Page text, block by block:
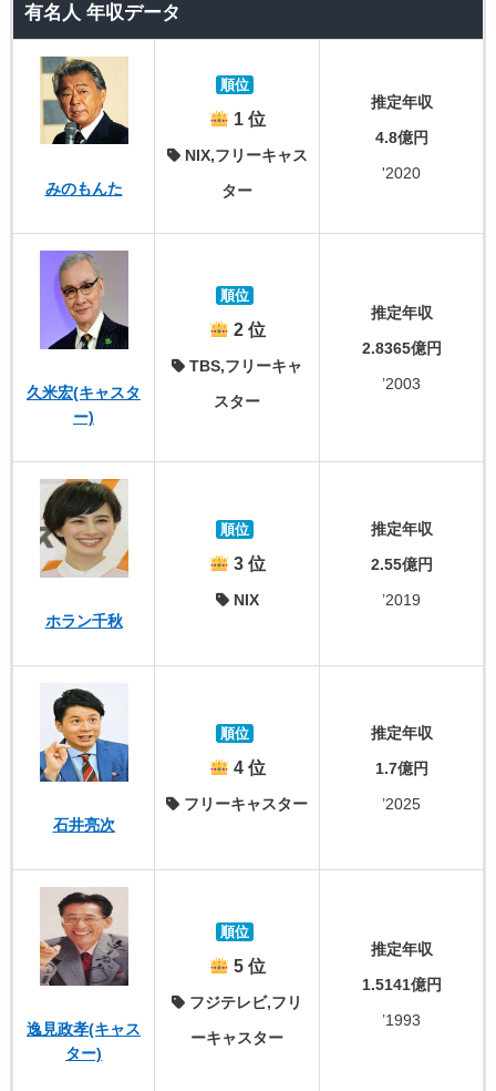
有名人 年収データ
みのもんた
順位
1 位
NIX,フリーキャス
ター
推定年収
4.8億円
'2020
久米宏(キャスタ
ー)
順位
2 位
TBS,フリーキャ
スター
推定年収
2.8365億円
’2003
ホラン千秋
順位
3 位
NIX
推定年収
2.55億円
’2019
石井亮次
順位
4 位
フリーキャスター
推定年収
1.7億円
’2025
逸見政孝(キャス
ター)
順位
5 位
フジテレビ,フリ
ーキャスター
推定年収
1.5141億円
’1993